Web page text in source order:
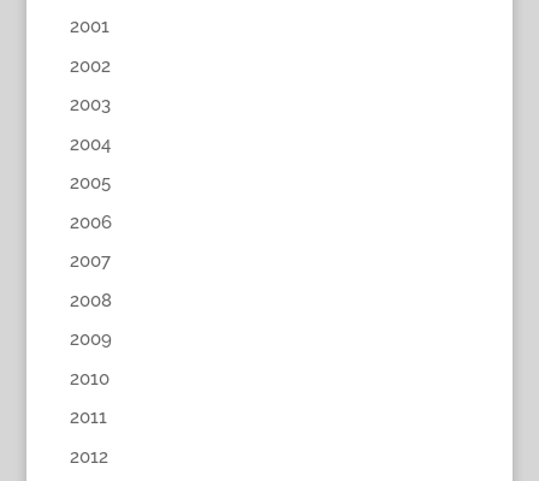
2001
2002
2003
2004
2005
2006
2007
2008
2009
2010
2011
2012